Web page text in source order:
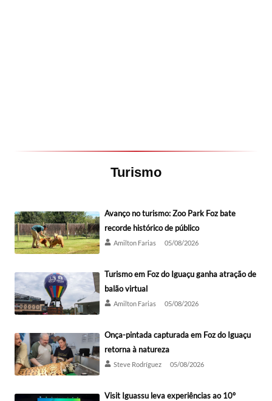
Turismo
Avanço no turismo: Zoo Park Foz bate
recorde histórico de público
Amilton Farias 05/08/2026
Turismo em Foz do Iguaçu ganha atração de
balão virtual
Amilton Farias 05/08/2026
Onça-pintada capturada em Foz do Iguaçu
retorna à natureza
Steve Rodríguez 05/08/2026
Visit Iguassu leva experiências ao 10º